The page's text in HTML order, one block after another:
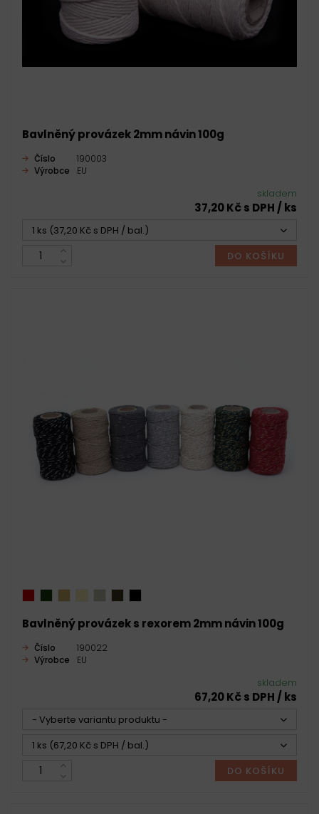
Bavlněný provázek 2mm návin 100g
Číslo
190003
Výrobce
EU
skladem
37,20 Kč s DPH / ks
1 ks (37,20 Kč s DPH / bal.)
DO KOŠÍKU
Bavlněný provázek s rexorem 2mm návin 100g
Číslo
190022
Výrobce
EU
skladem
67,20 Kč s DPH / ks
- Vyberte variantu produktu -
1 ks (67,20 Kč s DPH / bal.)
DO KOŠÍKU